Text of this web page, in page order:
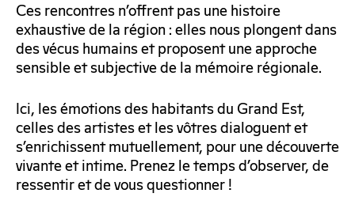
Ces rencontres n’offrent pas une histoire
exhaustive de la région : elles nous plongent dans
des vécus humains et proposent une approche
sensible et subjective de la mémoire régionale.
Ici, les émotions des habitants du Grand Est,
celles des artistes et les vôtres dialoguent et
s’enrichissent mutuellement, pour une découverte
vivante et intime. Prenez le temps d’observer, de
ressentir et de vous questionner !